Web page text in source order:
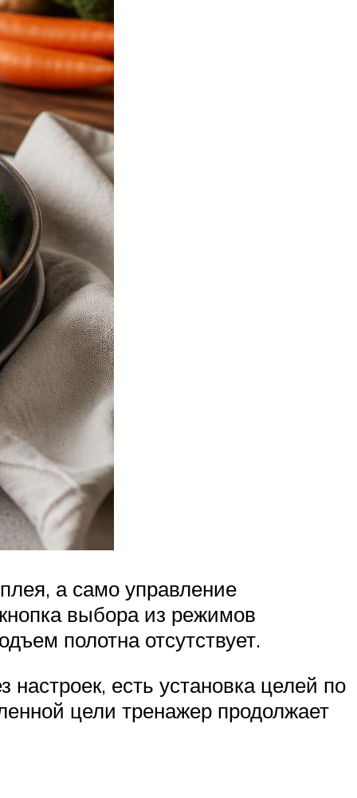
а само управление
выбора из режимов
полотна отсутствует.
есть установка целей по
цели тренажер продолжает